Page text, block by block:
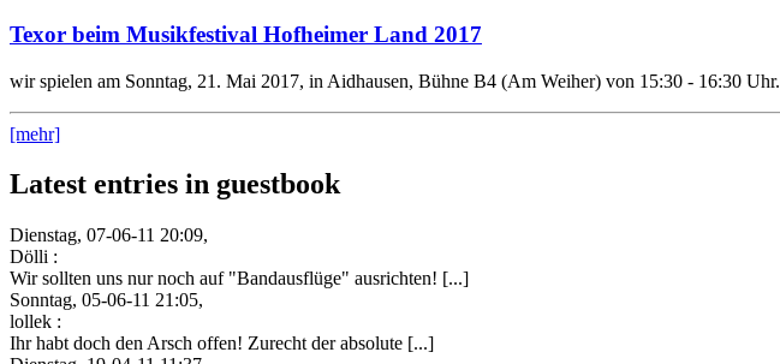
Texor beim Musikfestival Hofheimer Land 2017
wir spielen am Sonntag, 21. Mai 2017, in Aidhausen, Bühne B4 (Am Weiher) von 15:30 - 16:30 Uhr.
[mehr]
Latest entries in guestbook
Dienstag, 07-06-11 20:09,
Dölli :
Wir sollten uns nur noch auf "Bandausflüge" ausrichten! [...]
Sonntag, 05-06-11 21:05,
lollek :
Ihr habt doch den Arsch offen! Zurecht der absolute [...]